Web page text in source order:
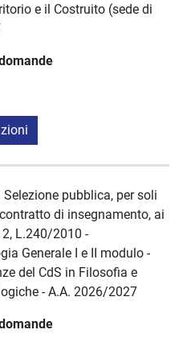
e il Costruito (sede di
pubblica, per soli
di insegnamento, ai
L.240/2010 -
Generale I e II modulo -
del CdS in Filosofia e
- A.A. 2026/2027